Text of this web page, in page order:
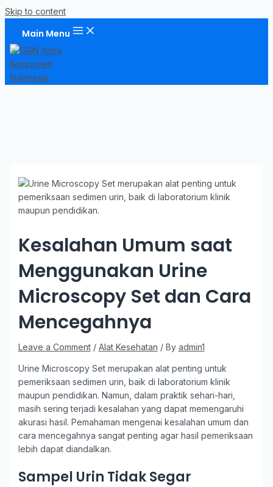
Skip to content
Main Menu
Kesalahan Umum saat
Menggunakan Urine
Microscopy Set dan Cara
Mencegahnya
Leave a Comment / Alat Kesehatan / By admin1
Urine Microscopy Set merupakan alat penting untuk
pemeriksaan sedimen urin, baik di laboratorium klinik
maupun pendidikan. Namun, dalam praktik sehari-hari,
masih sering terjadi kesalahan yang dapat memengaruhi
akurasi hasil. Pemahaman mengenai kesalahan umum dan
cara mencegahnya sangat penting agar hasil pemeriksaan
lebih dapat diandalkan.
Sampel Urin Tidak Segar